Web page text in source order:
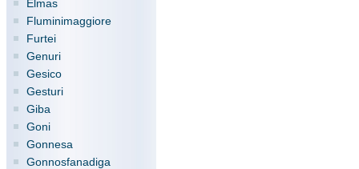
Elmas
Fluminimaggiore
Furtei
Genuri
Gesico
Gesturi
Giba
Goni
Gonnesa
Gonnosfanadiga